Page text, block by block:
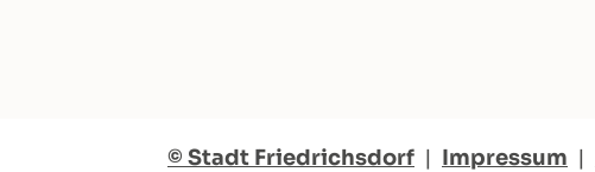
© Stadt Friedrichsdorf | Impressum |